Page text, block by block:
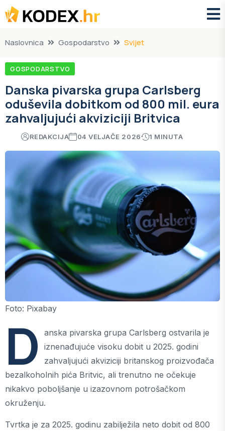
Naslovnica Gospodarstvo Svijet
GOSPODARSTVO
Danska pivarska grupa Carlsberg
oduševila dobitkom od 800 mil. eura
zahvaljujući akviziciji Britvica
REDAKCIJA 04 VELJAČE 2026 1 MINUTA
Foto: Pixabay
D
anska pivarska grupa Carlsberg ostvarila je
iznenađujuće visoku dobit u 2025. godini
zahvaljujući akviziciji britanskog proizvođača
bezalkoholnih pića Britvic, ali trenutno ne očekuje
nikakvo poboljšanje u izazovnom potrošačkom
okruženju.
Tvrtka je za 2025. godinu zabilježila neto dobit od 800